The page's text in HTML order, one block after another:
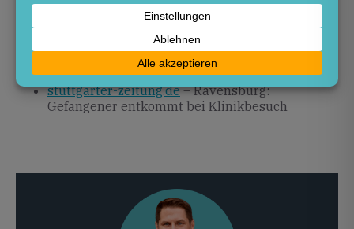
Entwichener Strafgefangener
Klinikbesuch in Ravensburg
– Häftling nach Klinikbesuch seit
Tagen auf der Flucht
stuttgarter-zeitung.de– Ravensburg:
Gefangener entkommt bei Klinikbesuch